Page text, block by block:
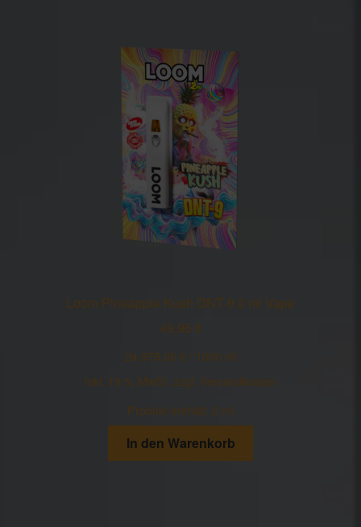
Loom Pineapple Kush DNT-9 2 ml Vape
49,95 €
24.975,00 € / 1000 ml
inkl. 19 % MwSt. zzgl. Versandkosten
Produkt enthält: 2 ml
In den Warenkorb